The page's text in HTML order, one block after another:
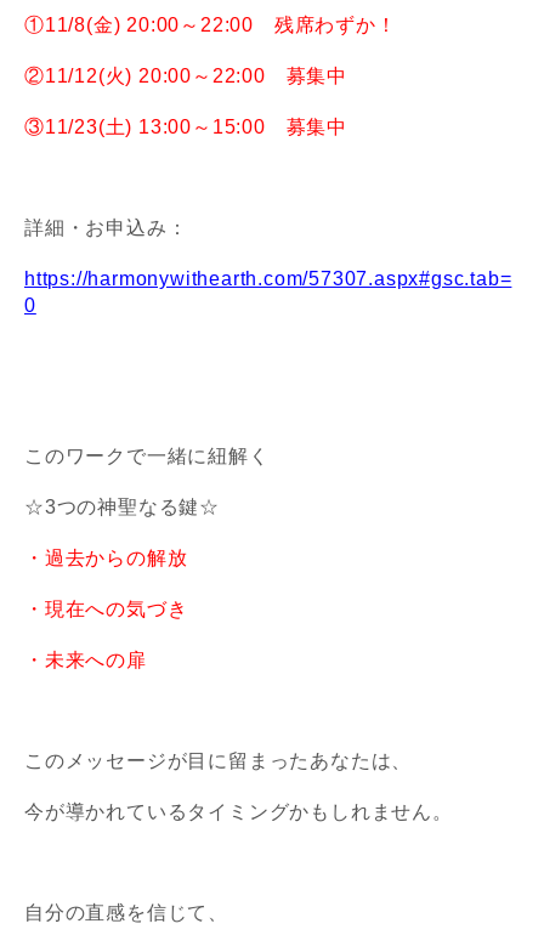
①11/8(金) 20:00～22:00 残席わずか！
②11/12(火) 20:00～22:00 募集中
③11/23(土) 13:00～15:00 募集中
詳細・お申込み：
https://harmonywithearth.com/57307.aspx#gsc.tab=
0
このワークで一緒に紐解く
☆3つの神聖なる鍵☆
・過去からの解放
・現在への気づき
・未来への扉
このメッセージが目に留まったあなたは、
今が導かれているタイミングかもしれません。
自分の直感を信じて、